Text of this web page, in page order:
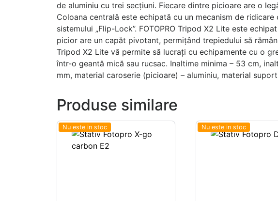
de aluminiu cu trei secțiuni. Fiecare dintre picioare are o
Coloana centrală este echipată cu un mecanism de
sistemului „Flip-Lock”. FOTOPRO Tripod X2 Lite este
picior are un capăt pivotant, permițând trepiedului să
Tripod X2 Lite vă permite să lucrați cu echipamente cu o
într-o geantă mică sau rucsac. Inaltime minima – 53 cm,
mm, material caroserie (picioare) – aluminiu, material
Produse similare
Nu este in stoc Nu este in stoc